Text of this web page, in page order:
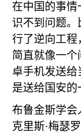
在中国的事情
识不到问题。
行了逆向工程
简直就像一
卓手机发送
是送给国安的
布鲁金斯学会
克里斯·梅瑟